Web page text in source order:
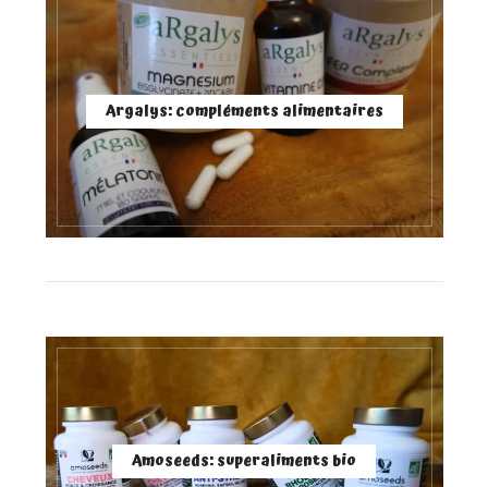
Argalys: compléments alimentaires
Amoseeds: superaliments bio